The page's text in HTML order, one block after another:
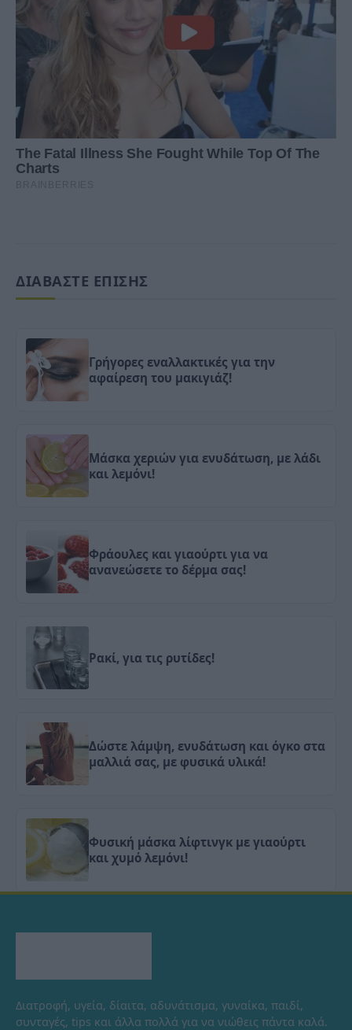
ΔΙΑΒΑΣΤΕ ΕΠΙΣΗΣ
Γρήγορες εναλλακτικές για την
αφαίρεση του μακιγιάζ!
Μάσκα χεριών για ενυδάτωση, με λάδι
και λεμόνι!
Φράουλες και γιαούρτι για να
ανανεώσετε το δέρμα σας!
Ρακί, για τις ρυτίδες!
Δώστε λάμψη, ενυδάτωση και όγκο στα
μαλλιά σας, με φυσικά υλικά!
Φυσική μάσκα λίφτινγκ με γιαούρτι
και χυμό λεμόνι!
Διατροφή, υγεία, δίαιτα, αδυνάτισμα, γυναίκα, παιδί,
συνταγές, tips και άλλα πολλά για να νιώθεις πάντα καλά.